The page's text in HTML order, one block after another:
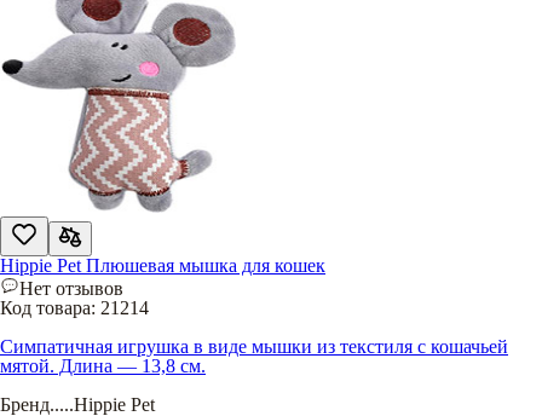
Hippie Pet Плюшевая мышка для кошек
Нет отзывов
Код товара: 21214
Симпатичная игрушка в виде мышки из текстиля с кошачьей
мятой. Длина — 13,8 см.
Бренд.....Hippie Pet